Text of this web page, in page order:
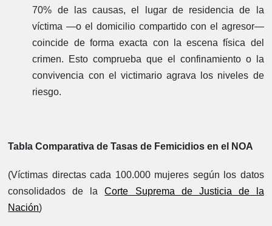
70% de las causas, el lugar de residencia de la
víctima —o el domicilio compartido con el agresor—
coincide de forma exacta con la escena física del
crimen. Esto comprueba que el confinamiento o la
convivencia con el victimario agrava los niveles de
riesgo.
Tabla Comparativa de Tasas de Femicidios en el NOA
(Víctimas directas cada 100.000 mujeres según los datos
consolidados de laCorte Suprema de Justicia de la
Nación)